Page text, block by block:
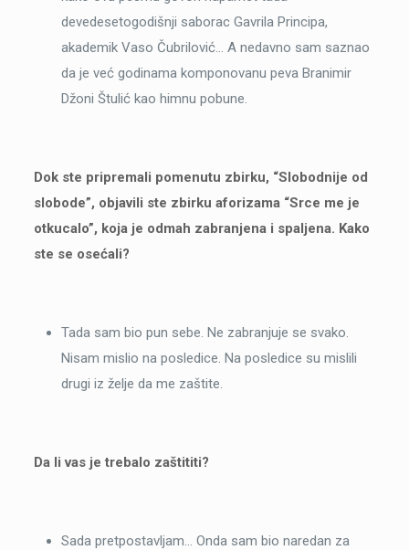
devedesetogodišnji saborac Gavrila Principa,
akademik Vaso Čubrilović… A nedavno sam saznao
da je već godinama komponovanu peva Branimir
Džoni Štulić kao himnu pobune.
Dok ste pripremali pomenutu zbirku, “Slobodnije od
slobode”, objavili ste zbirku aforizama “Srce me je
otkucalo”, koja je odmah zabranjena i spaljena. Kako
ste se osećali?
Tada sam bio pun sebe. Ne zabranjuje se svako.
Nisam mislio na posledice. Na posledice su mislili
drugi iz želje da me zaštite.
Da li vas je trebalo zaštititi?
Sada pretpostavljam… Onda sam bio naredan za